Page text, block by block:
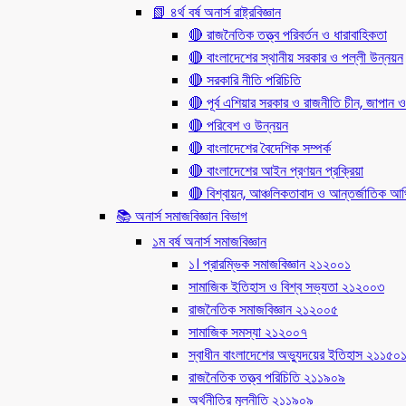
📗 ৪র্থ বর্ষ অনার্স রাষ্ট্রবিজ্ঞান
🔴 রাজনৈতিক তত্ত্ব পরিবর্তন ও ধারাবাহিকতা
🔴 বাংলাদেশের স্থানীয় সরকার ও পল্লী উন্নয়ন
🔴 সরকারি নীতি পরিচিতি
🔴 পূর্ব এশিয়ার সরকার ও রাজনীতি চীন, জাপান
🔴 পরিবেশ ও উন্নয়ন
🔴 বাংলাদেশের বৈদেশিক সম্পর্ক
🔴 বাংলাদেশের আইন প্রণয়ন প্রক্রিয়া
🔴 বিশ্বায়ন, আঞ্চলিকতাবাদ ও আন্তর্জাতিক
📚 অনার্স সমাজবিজ্ঞান বিভাগ
১ম বর্ষ অনার্স সমাজবিজ্ঞান
১। প্রারম্ভিক সমাজবিজ্ঞান ২১২০০১
সামাজিক ইতিহাস ও বিশ্ব সভ্যতা ২১২০০৩
রাজনৈতিক সমাজবিজ্ঞান ২১২০০৫
সামাজিক সমস্যা ২১২০০৭
স্বাধীন বাংলাদেশের অভ্যুদয়ের ইতিহাস ২১১৫০১
রাজনৈতিক তত্ত্ব পরিচিতি ২১১৯০৯
অর্থনীতির মূলনীতি ২১১৯০৯